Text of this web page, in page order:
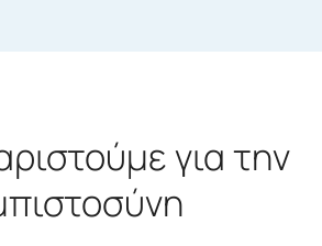
για την